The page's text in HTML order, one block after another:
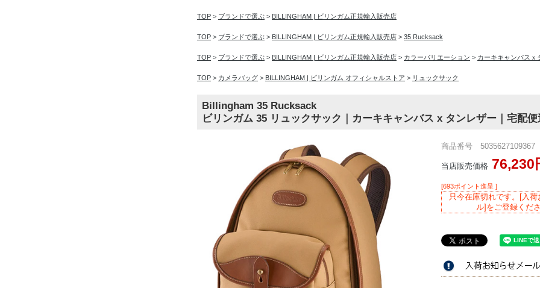
TOP > ブランドで選ぶ > BILLINGHAM | ビリンガム正規輸入販売店
TOP > ブランドで選ぶ > BILLINGHAM | ビリンガム正規輸入販売店 > 35 Rucksack
TOP > ブランドで選ぶ > BILLINGHAM | ビリンガム正規輸入販売店 > カラーバリエーション > カーキキャンバスｘ
TOP > カメラバッグ > BILLINGHAM | ビリンガム オフィシャルストア > リュックサック
Billingham 35 Rucksack
ビリンガム 35 リュックサック｜カーキキャンバス x タンレザー｜宅配
商品番号 5035627109367
当店販売価格 76,230
[693ポイント進呈 ]
只今在庫切れです。[入荷
ル]をご登録くだ